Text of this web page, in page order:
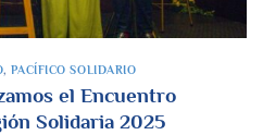
,PACÍFICO SOLIDARIO
el Encuentro
Solidaria 2025